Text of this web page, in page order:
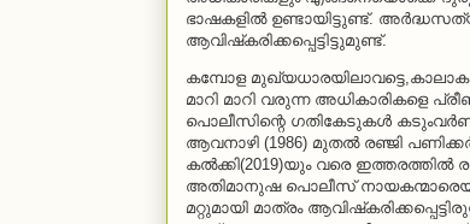
ഭാഷകളില്‍ ഉണ്ടായിട്ടുണ്ട്.
ആവിഷ്‌കരിക്കപ്പെട്ടിട്ടുമുണ്ട്.
കമ്പോള
മാറി മാറി വരുന്ന അധികാരികളെ
പൊലീസിന്റെ ഗതികേടുകള്‍
ആവനാഴി (1986) മുതല്‍ രഞ്ജി
കല്‍ക്കി(2019)യും വരെ ഇത്തരത്തില്‍
അതിമാനുഷ പൊലീസ്
മറ്റുമായി മാത്രം